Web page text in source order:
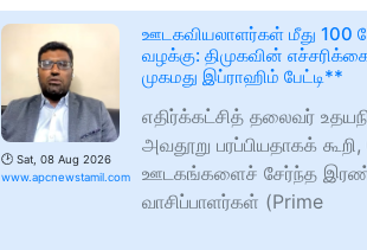
🕑 Sat, 08 Aug 2026
www.apcnewstamil.com
ஊடகவியலாளர்கள் மீது 100
வழக்கு: திமுகவின்
முகமது இப்ராஹிம் பேட்டி**
எதிர்க்கட்சித் தலைவர்
அவதூறு பரப்பியதாகக் கூறி,
ஊடகங்களைச் சேர்ந்த
வாசிப்பாளர்கள் (Prime